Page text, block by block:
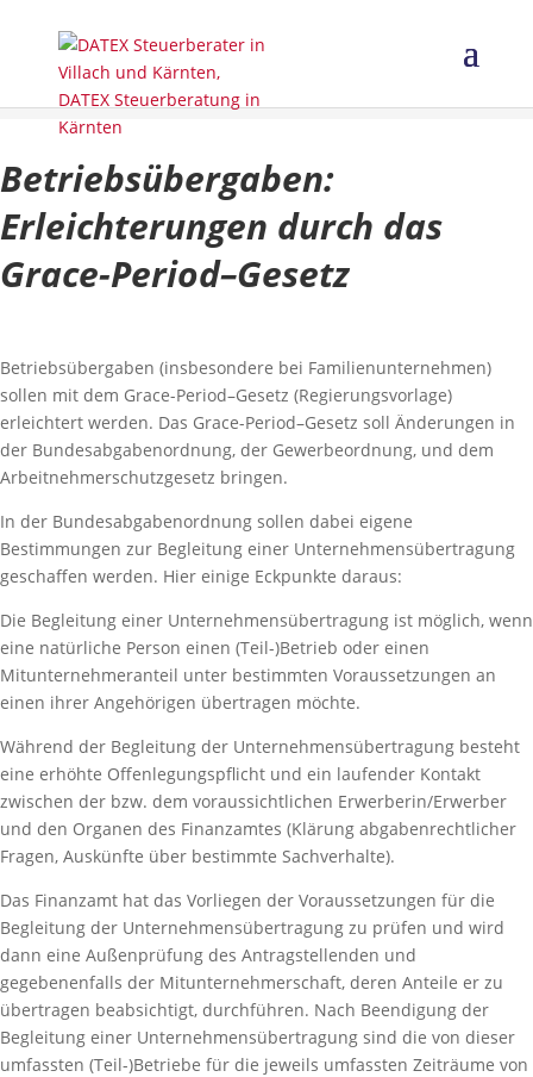
Betriebsübergaben:
Erleichterungen durch das
Grace-Period–Gesetz
Betriebsübergaben (insbesondere bei Familienunternehmen)
sollen mit dem Grace-Period–Gesetz (Regierungsvorlage)
erleichtert werden. Das Grace-Period–Gesetz soll Änderungen in
der Bundesabgabenordnung, der Gewerbeordnung, und dem
Arbeitnehmerschutzgesetz bringen.
In der Bundesabgabenordnung sollen dabei eigene
Bestimmungen zur Begleitung einer Unternehmensübertragung
geschaffen werden. Hier einige Eckpunkte daraus:
Die Begleitung einer Unternehmensübertragung ist möglich, wenn
eine natürliche Person einen (Teil-)Betrieb oder einen
Mitunternehmeranteil unter bestimmten Voraussetzungen an
einen ihrer Angehörigen übertragen möchte.
Während der Begleitung der Unternehmensübertragung besteht
eine erhöhte Offenlegungspflicht und ein laufender Kontakt
zwischen der bzw. dem voraussichtlichen Erwerberin/Erwerber
und den Organen des Finanzamtes (Klärung abgabenrechtlicher
Fragen, Auskünfte über bestimmte Sachverhalte).
Das Finanzamt hat das Vorliegen der Voraussetzungen für die
Begleitung der Unternehmensübertragung zu prüfen und wird
dann eine Außenprüfung des Antragstellenden und
gegebenenfalls der Mitunternehmerschaft, deren Anteile er zu
übertragen beabsichtigt, durchführen. Nach Beendigung der
Begleitung einer Unternehmensübertragung sind die von dieser
umfassten (Teil-)Betriebe für die jeweils umfassten Zeiträume von